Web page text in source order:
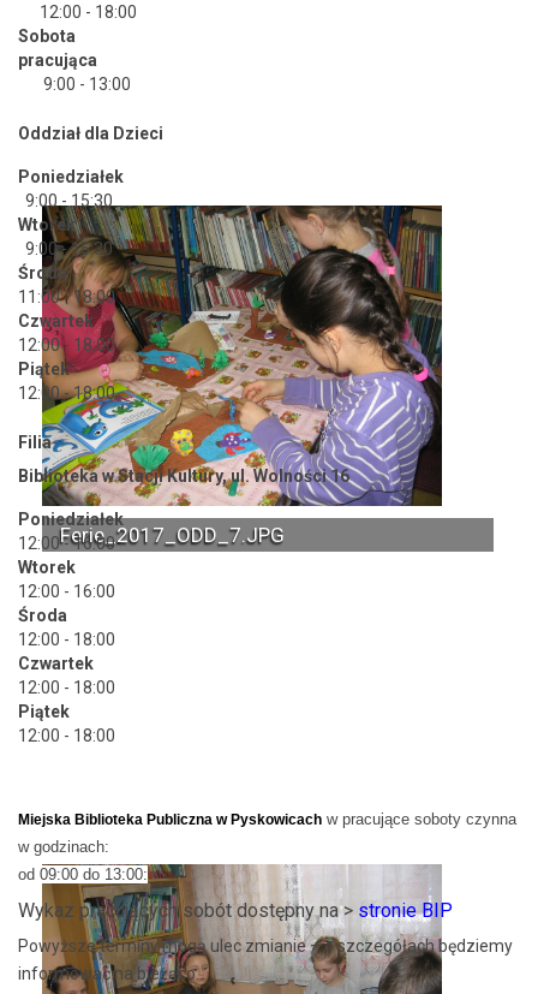
Ferie_2017_ODD_7.JPG
12:00 - 18:00
Sobota
pracująca
9:00 - 13:00
Oddział dla Dzieci
Poniedziałek
9:00 - 15:30
Wtorek
9:00 - 15:30
Środa
11:00 - 18:00
Czwartek
12:00 - 18:00
Piątek
12:00 - 18:00
Filia
Biblioteka w Stacji Kultury, ul. Wolności 16
Poniedziałek
12:00 - 16:00
Wtorek
12:00 - 16:00
Środa
12:00 - 18:00
Czwartek
12:00 - 18:00
Piątek
12:00 - 18:00
Miejska Biblioteka Publiczna w Pyskowicach w pracujące soboty czynna
w godzinach:
od 09:00 do 13:00:
Wykaz pracujących sobót dostępny na > stronie BIP
Powyższe terminy mogą ulec zmianie – o szczegółach będziemy
informować na bieżąco.